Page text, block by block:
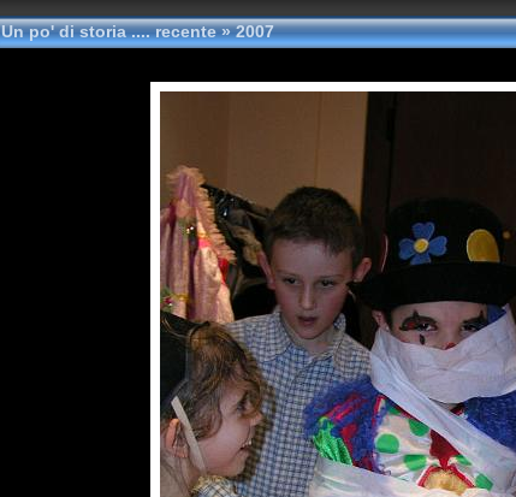
Un po' di storia .... recente»2007